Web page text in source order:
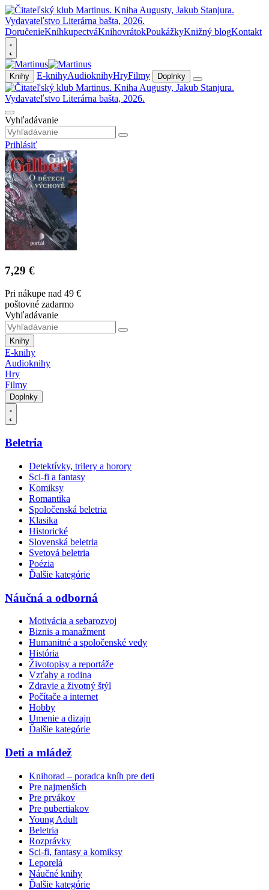
DoručenieKníhkupectváKnihovrátokPoukážkyKnižný blogKontakt
Knihy E-knihyAudioknihyHryFilmy Doplnky
Vyhľadávanie
Prihlásiť
7,29 €
Pri nákupe nad 49 €
poštovné zadarmo
Vyhľadávanie
Knihy
E-knihy
Audioknihy
Hry
Filmy
Doplnky
Beletria
Detektívky, trilery a horory
Sci-fi a fantasy
Komiksy
Romantika
Spoločenská beletria
Klasika
Historické
Slovenská beletria
Svetová beletria
Poézia
Ďalšie kategórie
Náučná a odborná
Motivácia a sebarozvoj
Biznis a manažment
Humanitné a spoločenské vedy
História
Životopisy a reportáže
Vzťahy a rodina
Zdravie a životný štýl
Počítače a internet
Hobby
Umenie a dizajn
Ďalšie kategórie
Deti a mládež
Knihorad – poradca kníh pre deti
Pre najmenších
Pre prvákov
Pre pubertiakov
Young Adult
Beletria
Rozprávky
Sci-fi, fantasy a komiksy
Leporelá
Náučné knihy
Ďalšie kategórie